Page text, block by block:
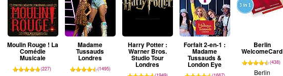
Moulin Rouge ! La
Comédie
Musicale
(227)
Madame
Tussauds
Londres
(1495)
Harry Potter :
Warner Bros.
Studio Tour
Londres
Forfait 2-en-1 :
Madame
Tussauds &
London Eye
Berlin
WelcomeCard
(438)
Berlin